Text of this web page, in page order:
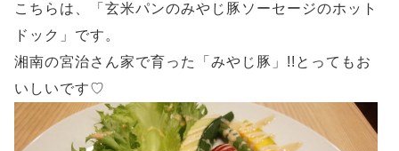
こちらは、「玄米パンのみやじ豚ソーセージのホット
ドック」です。
湘南の宮治さん家で育った「みやじ豚」!!とってもお
いしいです♡